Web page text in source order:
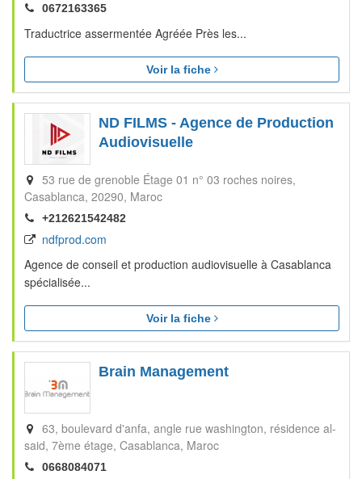
0672163365
Traductrice assermentée Agréée Près les...
Voir la fiche
ND FILMS - Agence de Production
Audiovisuelle
53 rue de grenoble Étage 01 n° 03 roches noires
Casablanca 20290 Maroc
+212621542482
ndfprod.com
Agence de conseil et production audiovisuelle à Casablanca
spécialisée...
Voir la fiche
Brain Management
63, boulevard d'anfa, angle rue washington, résidence al-
said, 7ème étage Casablanca Maroc
0668084071